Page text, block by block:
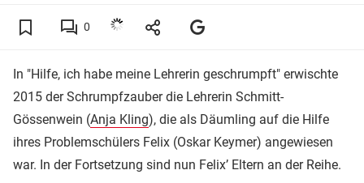
0
In "Hilfe, ich habe meine Lehrerin geschrumpft" erwischte
2015 der Schrumpfzauber die Lehrerin Schmitt-
Gössenwein (Anja Kling), die als Däumling auf die Hilfe
ihres Problemschülers Felix (Oskar Keymer) angewiesen
war. In der Fortsetzung sind nun Felix’ Eltern an der Reihe.